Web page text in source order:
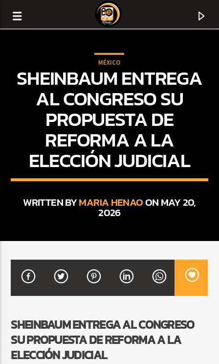
TITLE
CURRENT SHOW
FREE STYLE
7:00 PM 9:00 PM
Beone Radio
MÉXICO
SHEINBAUM ENTREGA
AL CONGRESO SU
PROPUESTA DE
REFORMA A LA
ELECCIÓN JUDICIAL
WRITTEN BYMARIA HENAOON MAY 20,
2026
SHEINBAUM ENTREGA AL CONGRESO
SU PROPUESTA DE REFORMA A LA
ELECCIÓN JUDICIAL